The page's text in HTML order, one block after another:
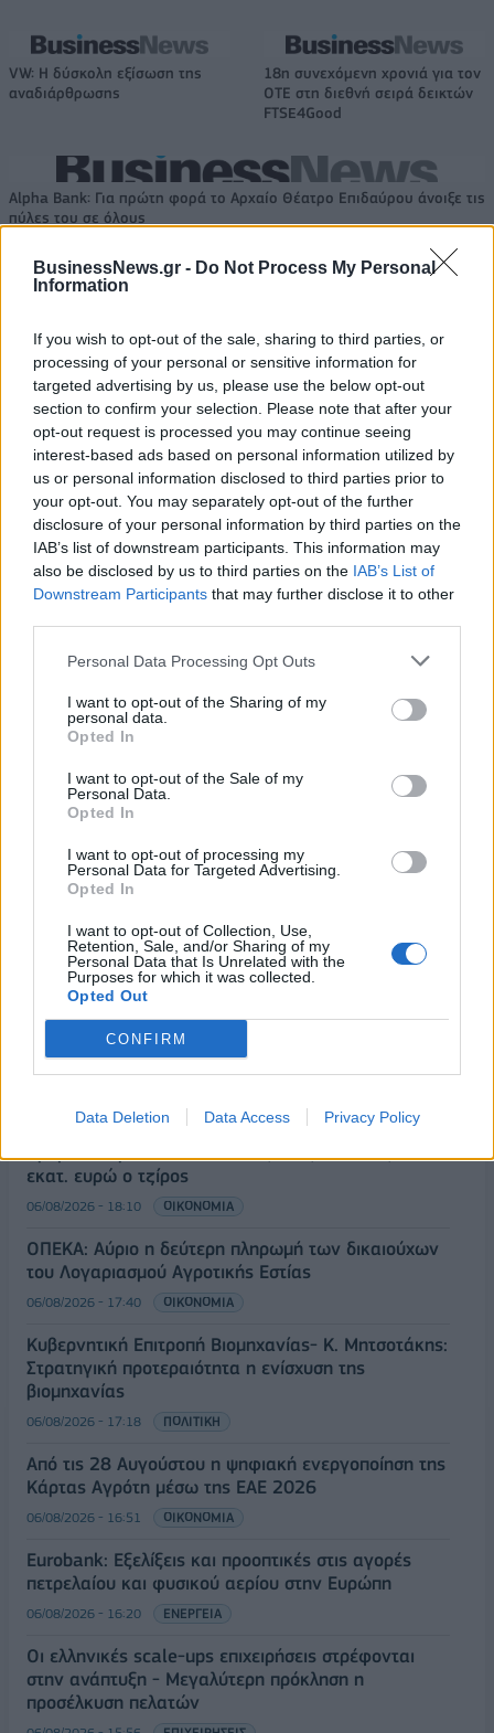
BusinessNews.gr - Do Not Process My Personal
Information
If you wish to opt-out of the sale, sharing to third parties, or
processing of your personal or sensitive information for
targeted advertising by us, please use the below opt-out
section to confirm your selection. Please note that after your
opt-out request is processed you may continue seeing
interest-based ads based on personal information utilized by
us or personal information disclosed to third parties prior to
your opt-out. You may separately opt-out of the further
disclosure of your personal information by third parties on the
IAB’s list of downstream participants. This information may
also be disclosed by us to third parties on the IAB’s List of
Downstream Participants that may further disclose it to other
Personal Data Processing Opt Outs
I want to opt-out of the Sharing of my
personal data.
Opted In
I want to opt-out of the Sale of my
Personal Data.
Opted In
I want to opt-out of processing my
Personal Data for Targeted Advertising.
Opted In
I want to opt-out of Collection, Use,
Retention, Sale, and/or Sharing of my
Personal Data that Is Unrelated with the
Purposes for which it was collected.
Opted Out
CONFIRM
Data Deletion Data Access Privacy Policy
VW: Η δύσκολη εξίσωση της
αναδιάρθρωσης
18η συνεχόμενη χρονιά για τον
ΟΤΕ στη διεθνή σειρά δεικτών
FTSE4Good
Alpha Bank: Για πρώτη φορά το Αρχαίο Θέατρο Επιδαύρου άνοιξε τις
πύλες του σε όλους
ΠΕΡΙΣΣΌΤΕΡΑ ΣΕ ΑΥΤΉ ΤΗΝ ΚΑΤΗΓΟΡΊΑ
Πανελλαδικές Εξετάσεις
Ελάχιστες Βάσεις
Εισαγωγής
Πάτρα: Αναστέλλεται
προσωρινά η λειτουργία
του «Καραμανδανείου»
νοσοκομείου Παίδων
ΡΟΗ ΕΙΔΗΣΕΩΝ
Χρηματιστήριο: Πτώση κατά 0,59%, στα 320,42
εκατ. ευρώ ο τζίρος
06/08/2026 - 18:10 ΟΙΚΟΝΟΜΙΑ
ΟΠΕΚΑ: Αύριο η δεύτερη πληρωμή των δικαιούχων
του Λογαριασμού Αγροτικής Εστίας
06/08/2026 - 17:40 ΟΙΚΟΝΟΜΙΑ
Κυβερνητική Επιτροπή Βιομηχανίας- Κ. Μητσοτάκης:
Στρατηγική προτεραιότητα η ενίσχυση της
βιομηχανίας
06/08/2026 - 17:18 ΠΟΛΙΤΙΚΗ
Από τις 28 Αυγούστου η ψηφιακή ενεργοποίηση της
Κάρτας Αγρότη μέσω της ΕΑΕ 2026
06/08/2026 - 16:51 ΟΙΚΟΝΟΜΙΑ
Eurobank: Εξελίξεις και προοπτικές στις αγορές
πετρελαίου και φυσικού αερίου στην Ευρώπη
06/08/2026 - 16:20 ΕΝΕΡΓΕΙΑ
Οι ελληνικές scale-ups επιχειρήσεις στρέφονται
στην ανάπτυξη - Μεγαλύτερη πρόκληση η
προσέλκυση πελατών